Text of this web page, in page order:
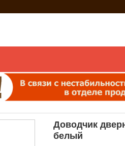
Доводчик
белый